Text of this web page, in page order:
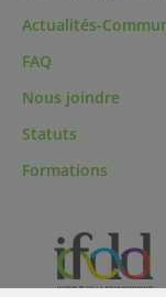
Actualités-
FAQ
Nous joindre
Statuts
Formations